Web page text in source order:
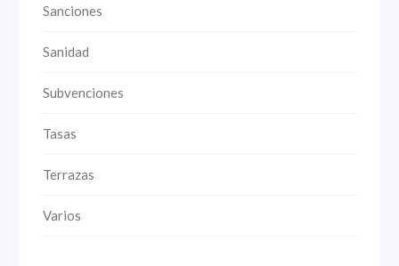
Sanciones
Sanidad
Subvenciones
Tasas
Terrazas
Varios